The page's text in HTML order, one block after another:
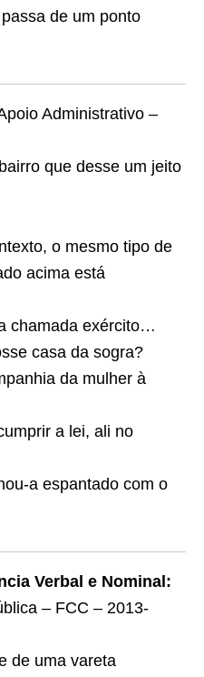
de um ponto
Administrativo –
que desse um jeito
o mesmo tipo de
acima está
chamada exército…
casa da sogra?
da mulher à
a lei, ali no
a espantado com o
Verbal e Nominal:
– FCC – 2013-
de uma vareta